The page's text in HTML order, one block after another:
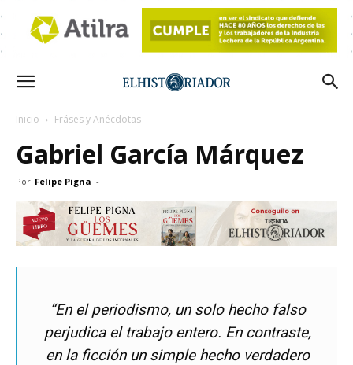
Inicio Fráses y Anécdotas
Gabriel García Márquez
Por Felipe Pigna -
“En el periodismo, un solo hecho falso
perjudica el trabajo entero. En contraste,
en la ficción un simple hecho verdadero